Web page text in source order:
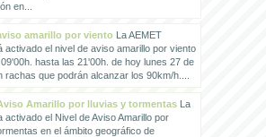
en...
amarillo por vientoLa AEMET
activado el nivel de aviso amarillo por viento
hasta las 21'00h. de hoy lunes 27 de
rachas que podrán alcanzar los 90km/h....
Amarillo por lluvias y tormentasLa
activado el Nivel de Aviso Amarillo por
en el ámbito geográfico de